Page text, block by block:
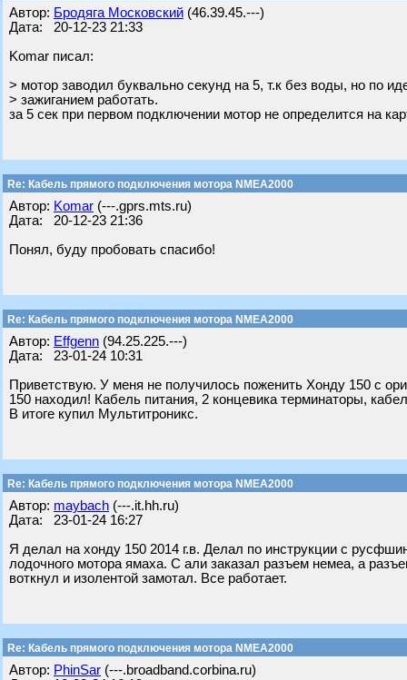
Автор: Бродяга Московский (46.39.45.---)
Дата: 20-12-23 21:33
Komar писал:
> мотор заводил буквально секунд на 5, т.к без воды, но по
> зажиганием работать.
за 5 сек при первом подключении мотор не определится на
Re: Кабель прямого подключения мотора NMEA2000
Автор: Komar (---.gprs.mts.ru)
Дата: 20-12-23 21:36
Понял, буду пробовать спасибо!
Re: Кабель прямого подключения мотора NMEA2000
Автор: Effgenn (94.25.225.---)
Дата: 23-01-24 10:31
Приветствую. У меня не получилось поженить Хонду 150 с
150 находил! Кабель питания, 2 концевика терминаторы,
В итоге купил Мультитроникс.
Re: Кабель прямого подключения мотора NMEA2000
Автор: maybach (---.it.hh.ru)
Дата: 23-01-24 16:27
Я делал на хонду 150 2014 г.в. Делал по инструкции с
лодочного мотора ямаха. С али заказал разъем немеа, а
воткнул и изолентой замотал. Все работает.
Re: Кабель прямого подключения мотора NMEA2000
Автор: PhinSar (---.broadband.corbina.ru)